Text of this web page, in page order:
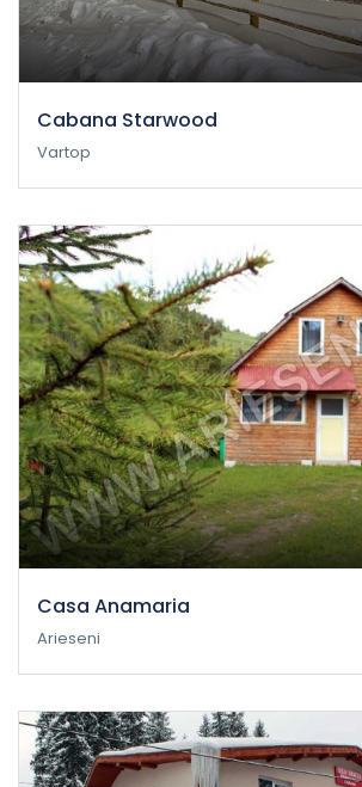
Cabana Starwood
Vartop
Casa Anamaria
Arieseni